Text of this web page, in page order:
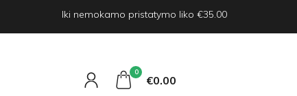
Iki nemokamo pristatymo liko €35.00
0
€0 00